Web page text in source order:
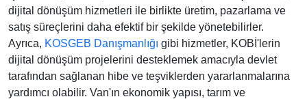
dijital dönüşüm hizmetleri ile birlikte üretim, pazarlama ve
satış süreçlerini daha efektif bir şekilde yönetebilirler.
Ayrıca, KOSGEB Danışmanlığı gibi hizmetler, KOBİ'lerin
dijital dönüşüm projelerini desteklemek amacıyla devlet
tarafından sağlanan hibe ve teşviklerden yararlanmalarına
yardımcı olabilir. Van'ın ekonomik yapısı, tarım ve